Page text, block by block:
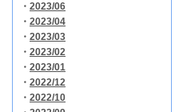
・ 2023/06
・ 2023/04
・ 2023/03
・ 2023/02
・ 2023/01
・ 2022/12
・ 2022/10